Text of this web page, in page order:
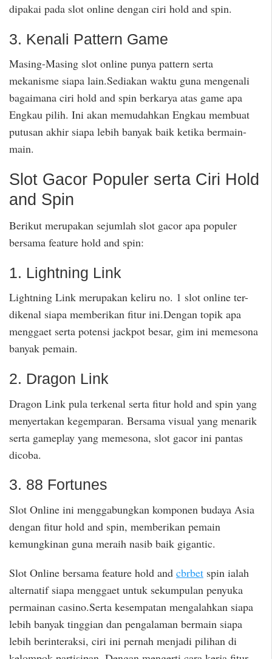
dipakai pada slot online dengan ciri hold and spin.
3. Kenali Pattern Game
Masing-Masing slot online punya pattern serta
mekanisme siapa lain.Sediakan waktu guna mengenali
bagaimana ciri hold and spin berkarya atas game apa
Engkau pilih. Ini akan memudahkan Engkau membuat
putusan akhir siapa lebih banyak baik ketika bermain-
main.
Slot Gacor Populer serta Ciri Hold
and Spin
Berikut merupakan sejumlah slot gacor apa populer
bersama feature hold and spin:
1. Lightning Link
Lightning Link merupakan keliru no. 1 slot online ter-
dikenal siapa memberikan fitur ini.Dengan topik apa
menggaet serta potensi jackpot besar, gim ini memesona
banyak pemain.
2. Dragon Link
Dragon Link pula terkenal serta fitur hold and spin yang
menyertakan kegemparan. Bersama visual yang menarik
serta gameplay yang memesona, slot gacor ini pantas
dicoba.
3. 88 Fortunes
Slot Online ini menggabungkan komponen budaya Asia
dengan fitur hold and spin, memberikan pemain
kemungkinan guna meraih nasib baik gigantic.
Slot Online bersama feature hold and cbrbet spin ialah
alternatif siapa menggaet untuk sekumpulan penyuka
permainan casino.Serta kesempatan mengalahkan siapa
lebih banyak tinggian dan pengalaman bermain siapa
lebih berinteraksi, ciri ini pernah menjadi pilihan di